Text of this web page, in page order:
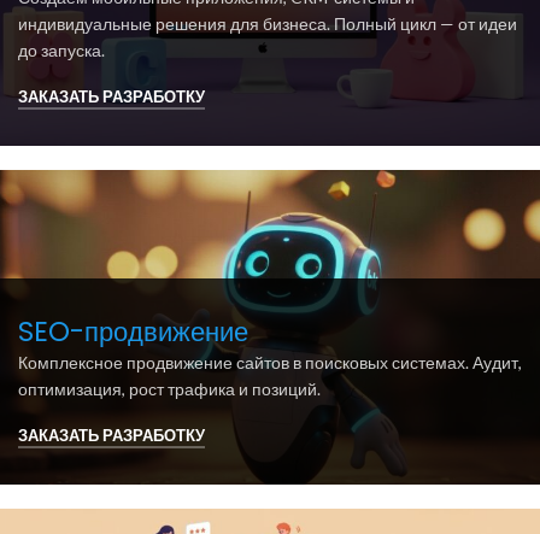
индивидуальные решения для бизнеса. Полный цикл — от идеи
до запуска.
ЗАКАЗАТЬ РАЗРАБОТКУ
SEO-продвижение
Комплексное продвижение сайтов в поисковых системах. Аудит,
оптимизация, рост трафика и позиций.
ЗАКАЗАТЬ РАЗРАБОТКУ